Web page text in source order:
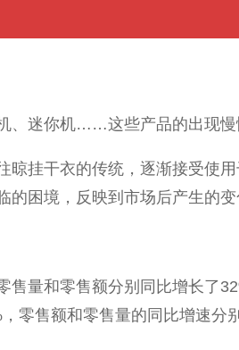
迷你机……这些产品的出现慢
挂干衣的传统，逐渐接受使
困境，反映到市场后产生的变
量和零售额分别同比增长了
零售额和零售量的同比增速分